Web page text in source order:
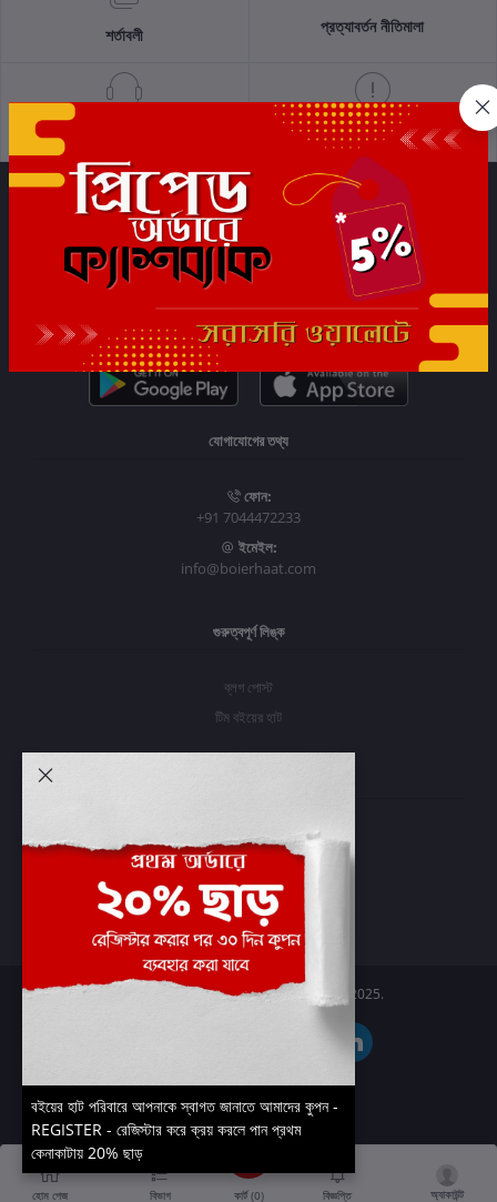
শর্তাবলী প্রত্যাবর্তন নীতিমালা
গোপনীয়তা নীতি
সাবস্ক্রাইব
যোগাযোগের তথ্য
ফোন:
+91 7044472233
ইমেইল:
info@boierhaat.com
গুরুত্বপূর্ণ লিঙ্ক
ব্লগ পোস্ট
টিম বইয়ের হাট
প্রবেশ করুন
অর্ডার ইতিহাস
আমার ইচ্ছাগুলি
অর্ডার ট্র্যাকিং
Boier Haat™ | © All rights reserved 2025.
হোম পেজ বিভাগ কার্ট (0) বিজ্ঞপ্তি অ্যাকাউন্ট
বইয়ের হাট পরিবারে আপনাকে স্বাগত জানাতে আমাদের কুপন -
REGISTER - রেজিস্টার করে ক্রয় করলে পান প্রথম
কেনাকাটায় 20% ছাড়